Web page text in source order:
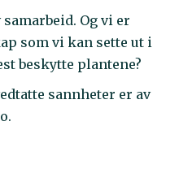
Og vi er
som vi kan sette ut i
beskytte plantene?
sannheter er av